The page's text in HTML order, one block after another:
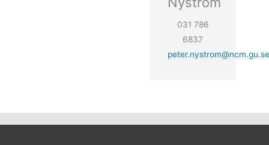
031 786
6837
peter.nystrom@ncm.gu.se